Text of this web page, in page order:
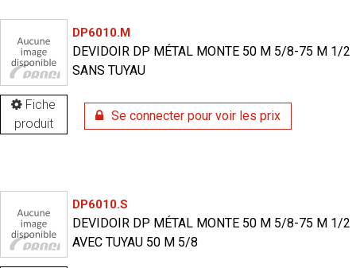
Fiche
produit
DP6010.M
DEVIDOIR DP MÉTAL MONTE 50 M 5/8-75 M 1/2
SANS TUYAU
Se connecter pour voir les prix
DP6010.S
DEVIDOIR DP MÉTAL MONTE 50 M 5/8-75 M 1/2
AVEC TUYAU 50 M 5/8